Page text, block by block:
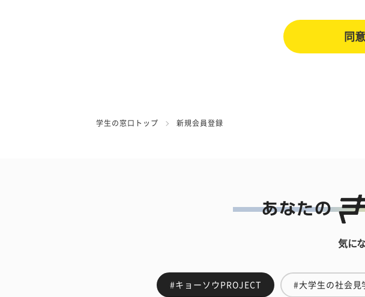
学生の窓口トップ 新規会員登録
気に
#キョーソウPROJECT #大学生の社会見